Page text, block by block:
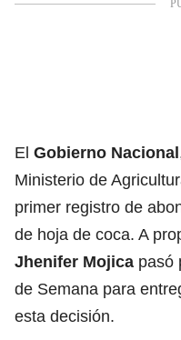
El Gobierno Nacional
Ministerio de
primer registro de
de hoja de coca. A
Jhenifer Mojica pasó
de Semana para
esta decisión.